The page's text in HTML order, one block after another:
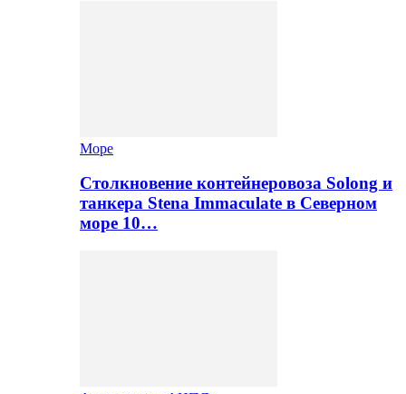
Море
Столкновение контейнеровоза Solong и
танкера Stena Immaculate в Северном
море 10…